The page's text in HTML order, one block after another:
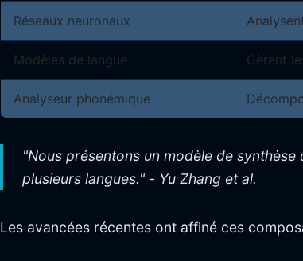
Réseaux neuronaux
Modèles de langue Gèrent
Analyseur phonémique
"Nous présentons un modèle de
plusieurs langues." - Yu Zhang et al.
Les avancées récentes ont affiné ces